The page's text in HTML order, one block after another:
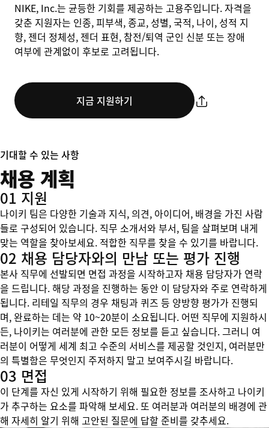
NIKE, Inc.는 균등한 기회를 제공하는 고용주입니다. 자격을
갖춘 지원자는 인종, 피부색, 종교, 성별, 국적, 나이, 성적 지
향, 젠더 정체성, 젠더 표현, 참전/퇴역 군인 신분 또는 장애
여부에 관계없이 후보로 고려됩니다.
지금 지원하기
기대할 수 있는 사항
채용 계획
01 지원
나이키 팀은 다양한 기술과 지식, 의견, 아이디어, 배경을 가진 사람
들로 구성되어 있습니다. 직무 소개서와 부서, 팀을 살펴보며 내게
맞는 역할을 찾아보세요. 적합한 직무를 찾을 수 있기를 바랍니다.
02 채용 담당자와의 만남 또는 평가 진행
본사 직무에 선발되면 면접 과정을 시작하고자 채용 담당자가 연락
을 드립니다. 해당 과정을 진행하는 동안 이 담당자와 주로 연락하게
됩니다. 리테일 직무의 경우 채팅과 퀴즈 등 양방향 평가가 진행되
며, 완료하는 데는 약 10~20분이 소요됩니다. 어떤 직무에 지원하시
든, 나이키는 여러분에 관한 모든 정보를 듣고 싶습니다. 그러니 여
러분이 어떻게 세계 최고 수준의 서비스를 제공할 것인지, 여러분만
의 특별함은 무엇인지 주저하지 말고 보여주시길 바랍니다.
03 면접
이 단계를 자신 있게 시작하기 위해 필요한 정보를 조사하고 나이키
가 추구하는 요소를 파악해 보세요. 또 여러분과 여러분의 배경에 관
해 자세히 알기 위해 고안된 질문에 답할 준비를 갖추세요.